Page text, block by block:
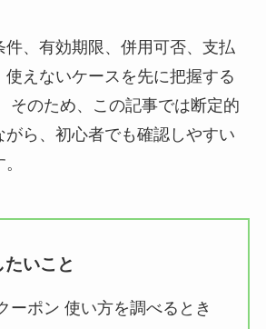
件、有効期限、併用可否、支払
使えないケースを先に把握する
そのため、この記事では断定的
がら、初心者でも確認しやすい
いこと
ーポン 使い方を調べるとき